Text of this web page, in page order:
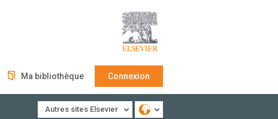
Ma bibliothèque Connexion
Autres sites Elsevier